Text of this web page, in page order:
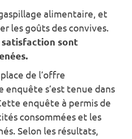
alimentaire, et
les goûts des convives.
satisfaction sont
de l’offre
enquête s’est tenue dans
enquête à permis de
consommées et les
Selon les résultats,